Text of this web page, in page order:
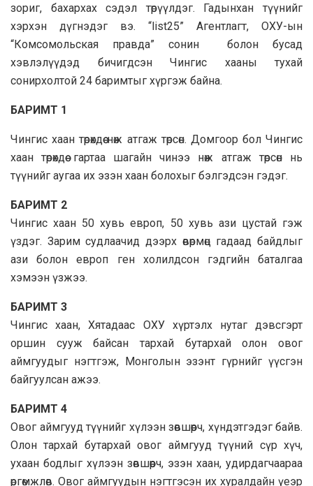
зориг, бахархах сэдэл төрүүлдэг. Гадынхан түүнийг
хэрхэн дүгнэдэг вэ. “list25” Агентлагт, ОХУ-ын
“Комсомольская правда” сонин болон бусад
хэвлэлүүдэд бичигдсэн Чингис хааны тухай
сонирхолтой 24 баримтыг хүргэж байна.
БАРИМТ 1
Чингис хаан төрөхдөө нөж атгаж төрсөн. Домгоор бол Чингис
хаан төрөхдөө гартаа шагайн чинээ нөж атгаж төрсөн нь
түүнийг аугаа их эзэн хаан болохыг бэлгэдсэн гэдэг.
БАРИМТ 2
Чингис хаан 50 хувь европ, 50 хувь ази цустай гэж
үздэг. Зарим судлаачид дээрх өвөрмөц гадаад байдлыг
ази болон европ ген холилдсон гэдгийн баталгаа
хэмээн үзжээ.
БАРИМТ 3
Чингис хаан, Хятадаас ОХУ хүртэлх нутаг дэвсгэрт
оршин сууж байсан тархай бутархай олон овог
аймгуудыг нэгтгэж, Монголын эзэнт гүрнийг үүсгэн
байгуулсан ажээ.
БАРИМТ 4
Овог аймгууд түүнийг хүлээн зөвшөөрч, хүндэтгэдэг байв.
Олон тархай бутархай овог аймгууд түүний сүр хүч,
ухаан бодлыг хүлээн зөвшөөрч, эзэн хаан, удирдагчаараа
өргөмжлөв. Овог аймгуудын нэгтгэсэн их хуралдайн үеэр